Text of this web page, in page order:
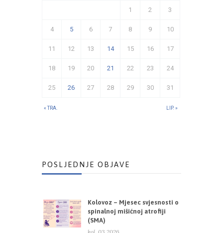
« TRA. LIP. »
1 2 3
4 5 6 7 8 9 10
11 12 13 14 15 16 17
18 19 20 21 22 23 24
25 26 27 28 29 30 31
POSLJEDNJE OBJAVE
Kolovoz – Mjesec svjesnosti o
spinalnoj mišićnoj atrofiji
(SMA)